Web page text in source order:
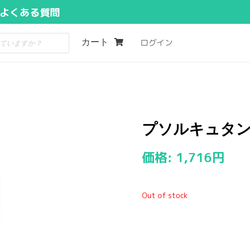
よくある質問
カート ログイン
プソルキュタ
価格: 1,716円
Out of stock